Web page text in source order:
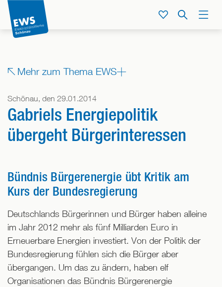
Direkt
zum
Inhalt
Menü
Suche
Service
Mehr zum Thema EWS
Zeige
dieser
Beitrag
zugeordnet
Schönau, den 29.01.2014
Gabriels Energiepolitik
übergeht Bürgerinteressen
Bündnis Bürgerenergie übt Kritik am
Kurs der Bundesregierung
Deutschlands Bürgerinnen und Bürger haben alleine
im Jahr 2012 mehr als fünf Milliarden Euro in
Erneuerbare Energien investiert. Von der Politik der
Bundesregierung fühlen sich die Bürger aber
übergangen. Um das zu ändern, haben elf
Organisationen das Bündnis Bürgerenergie